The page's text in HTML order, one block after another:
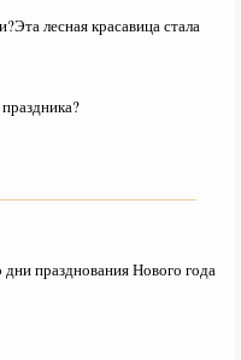
лесная красавица стала
празднования Нового года